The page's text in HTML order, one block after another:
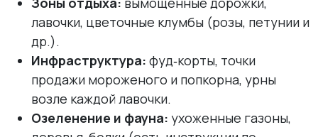
лавочки, цветочные клумбы (розы, петунии и
др.).
Инфраструктура: фуд‑корты, точки
продажи мороженого и попкорна, урны
возле каждой лавочки.
Озеленение и фауна: ухоженные газоны,